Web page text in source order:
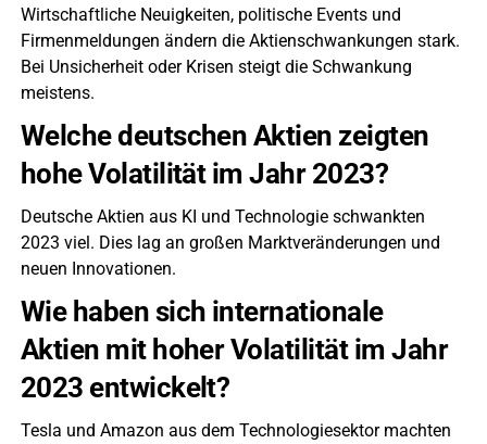
Wirtschaftliche Neuigkeiten, politische Events und
Firmenmeldungen ändern die Aktienschwankungen stark.
Bei Unsicherheit oder Krisen steigt die Schwankung
meistens.
Welche deutschen Aktien zeigten
hohe Volatilität im Jahr 2023?
Deutsche Aktien aus KI und Technologie schwankten
2023 viel. Dies lag an großen Marktveränderungen und
neuen Innovationen.
Wie haben sich internationale
Aktien mit hoher Volatilität im Jahr
2023 entwickelt?
Tesla und Amazon aus dem Technologiesektor machten